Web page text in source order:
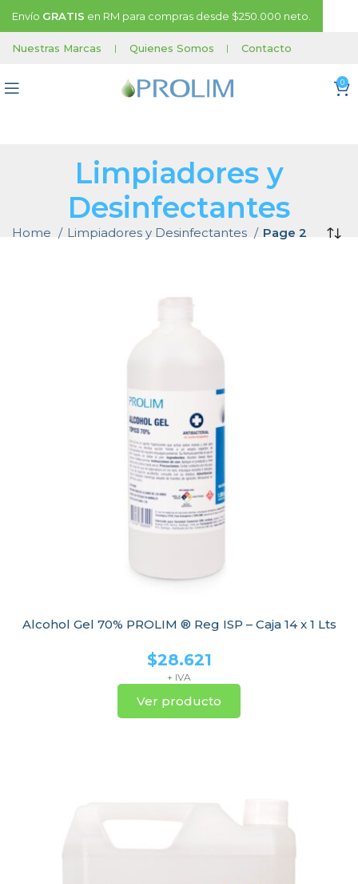
Nuestras Marcas | Quienes Somos | Contacto
0
Limpiadores y
Desinfectantes
Home Limpiadores y Desinfectantes Page 2
Alcohol Gel 70% PROLIM ® Reg ISP – Caja 14 x 1 Lts
$28.621
+ IVA
Ver producto
Envío GRATIS en RM para compras desde $250.000 neto.